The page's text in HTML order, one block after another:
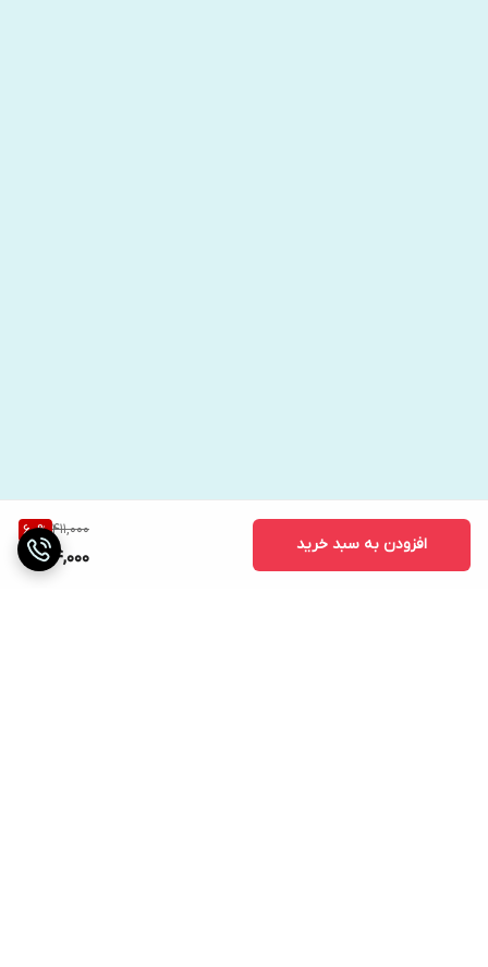
411,000
60%
164,000
افزودن به سبد خرید